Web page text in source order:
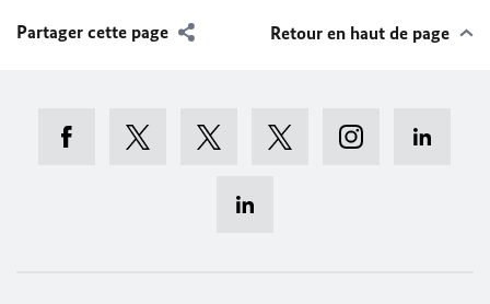
Partager cette page Retour en haut de page